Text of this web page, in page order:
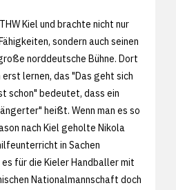
Kiel und brachte nicht nur
sondern auch seinen
norddeutsche Bühne. Dort
lernen, das "Das geht sich
schon" bedeutet, dass ein
heißt. Wenn man es so
nach Kiel geholte Nikola
in Sachen
für die Kieler Handballer mit
Nationalmannschaft doch